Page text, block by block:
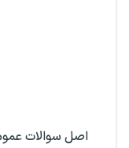
اصل سوالات